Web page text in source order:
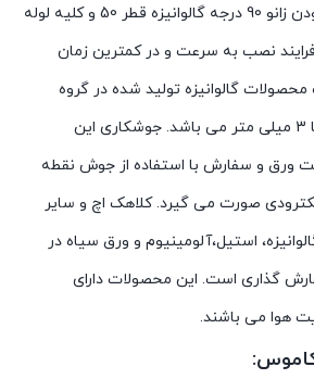
به دلیل پیش ساخته بودن زانو 90 درجه گالوانیزه قطر 50 و کلیه لوله
نصب به سرعت و در کمترین زمان
گالوانیزه تولید شده در گروه
صنعتی اورانوس از 0.5 تا 3 میلی متر می باشد. جوشکاری این
و سفارش با استفاده از جوش نقطه
صورت می گیرد. کلاهک اچ و سایر
استیل،آلومینیوم و ورق سیاه در
گذاری است. این محصولات دارای
هوا می باشند.
کاموس: